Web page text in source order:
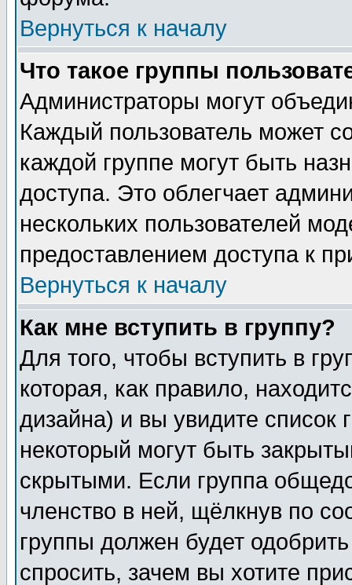
Вернуться к началу
Что такое группы
Администраторы могут
Каждый пользователь может
каждой группе могут быть
доступа. Это облегчает
нескольких пользователей
предоставлением доступа к
Вернуться к началу
Как мне вступить в группу?
Для того, чтобы вступить в
которая, как правило,
дизайна) и вы увидите список
некоторый могут быть
скрытыми. Если группа
членство в ней, щёлкнув по
группы должен будет
спросить, зачем вы хотите